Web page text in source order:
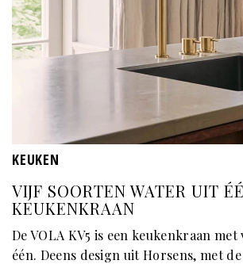
KEUKEN
VIJF SOORTEN WATER UIT
KEUKENKRAAN
De VOLA KV5 is een keukenkraan
één. Deens design uit Horsens, met